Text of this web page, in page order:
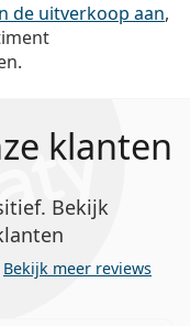
de uitverkoop aan,
klanten
Bekijk
Bekijk meer reviews